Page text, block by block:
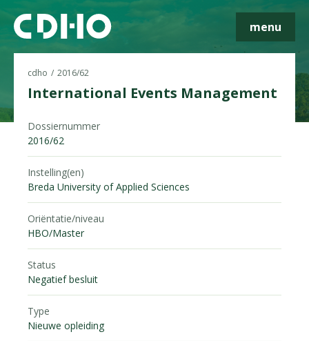
menu
cdho 2016/62
International Events Management
Dossiernummer
2016/62
Instelling(en)
Breda University of Applied Sciences
Oriëntatie/niveau
HBO/Master
Status
Negatief besluit
Type
Nieuwe opleiding